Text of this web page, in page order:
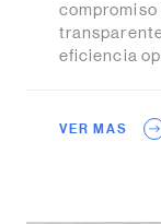
compromiso
eficiencia
VER MAS